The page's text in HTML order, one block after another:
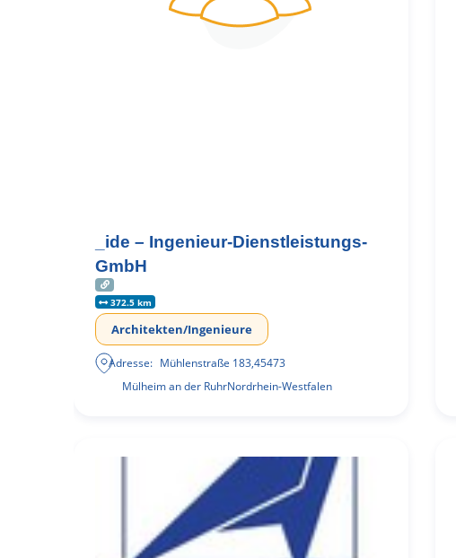
_ide – Ingenieur-Dienstleistungs-
GmbH
372.5 km
Architekten/Ingenieure
Adresse: Mühlenstraße 183,45473
Mülheim an der RuhrNordrhein-Westfalen